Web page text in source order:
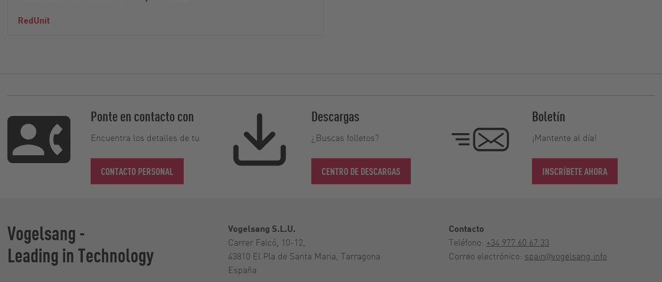
RedUnit
Ponte en contacto con
Encuentra los detalles de tu
CONTACTO PERSONAL
Descargas
¿Buscas folletos?
CENTRO DE DESCARGAS
Boletín
¡Mantente al día!
INSCRÍBETE AHORA
Vogelsang -
Leading in Technology
Vogelsang S.L.U.
Carrer Falcó, 10-12,
43810 El Pla de Santa Maria, Tarragona
España
Contacto
Teléfono: +34 977 60 67 33
Correo electrónico: spain@vogelsang.info